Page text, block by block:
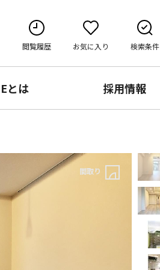
閲覧履歴 お気に入り 検索条件
とは 採用情報
間取り